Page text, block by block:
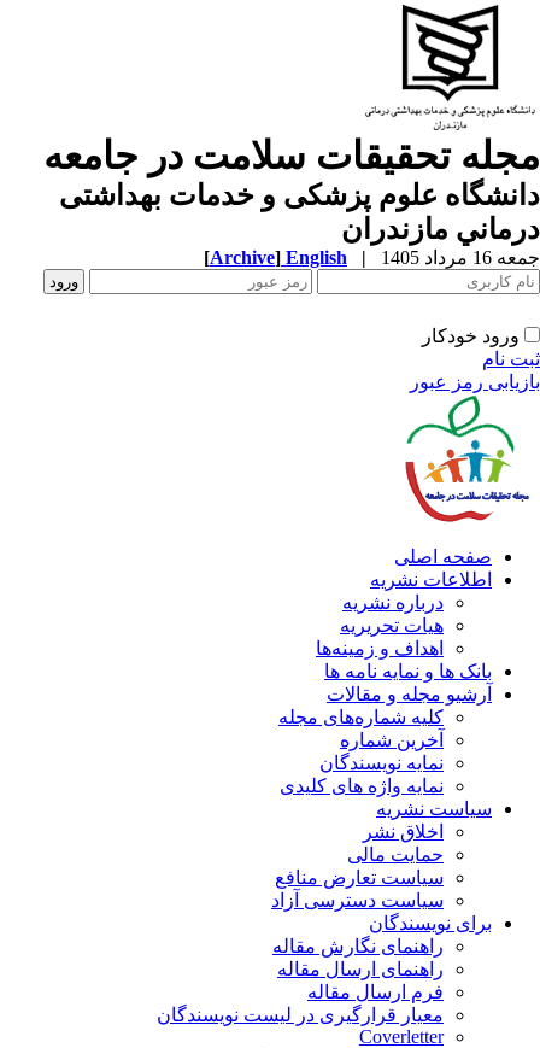
تحقیقات سلامت در جامعه
علوم پزشكی و خدمات بهداشتی
مازندران
مرداد 1405 |
English
[Archive]
ورود خودکار
نام
رمز عبور
صفحه اصلی
اطلاعات نشریه
درباره نشریه
هیات تحریریه
اهداف و زمینه‌ها
بانک ها و نمایه نامه ها
آرشیو مجله و مقالات
کلیه شماره‌های مجله
آخرین شماره
نمایه نویسندگان
نمایه واژه های کلیدی
سیاست نشریه
اخلاق نشر
حمایت مالی
سیاست تعارض منافع
سیاست دسترسی آزاد
برای نویسندگان
راهنمای نگارش مقاله
راهنمای ارسال مقاله
فرم ارسال مقاله
معیار قرارگیری در لیست نویسندگان
Coverletter